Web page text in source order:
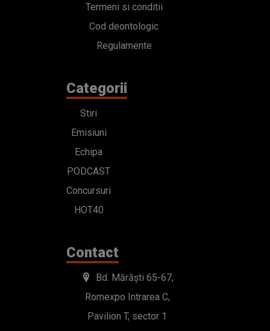
Termeni si conditii
Cod deontologic
Regulamente
Categorii
Stiri
Emisiuni
Echipa
PODCAST
Concursuri
HOT40
Contact
Bd. Mărăști 65-67,
Romexpo Intrarea C,
Pavilion T, sector 1